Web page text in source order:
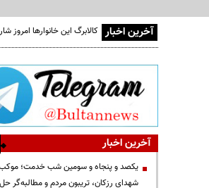
آخرین اخبار کالابرگ این خانوارها امروز
آخرین اخبار
یکصد و پنجاه و سومین شب خدمت؛
شهدای رزکان، تریبون مردم و مطالبه‌گر حل